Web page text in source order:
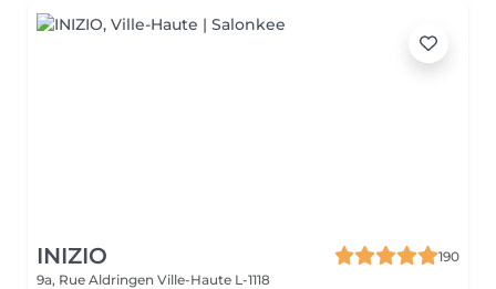
INIZIO
190
9a, Rue Aldringen Ville-Haute L-1118